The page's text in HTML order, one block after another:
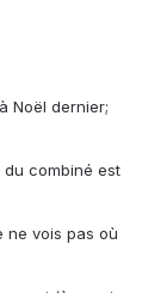
Noël dernier;
combiné est
ne vois pas où